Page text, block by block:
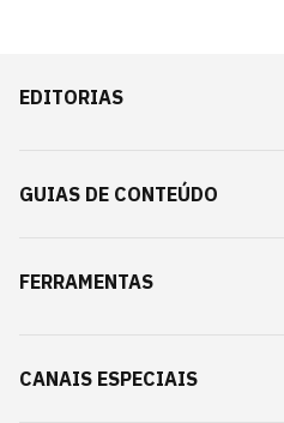
EDITORIAS
GUIAS DE CONTEÚDO
FERRAMENTAS
CANAIS ESPECIAIS